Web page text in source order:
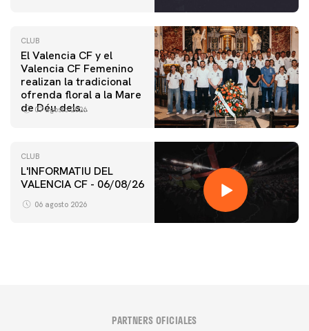
CLUB
El Valencia CF y el
Valencia CF Femenino
realizan la tradicional
ofrenda floral a la Mare
de Déu dels
07 agosto 2026
CLUB
L'INFORMATIU DEL
VALENCIA CF - 06/08/26
06 agosto 2026
PARTNERS OFICIALES